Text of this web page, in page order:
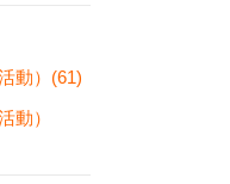
動）(61)
動）